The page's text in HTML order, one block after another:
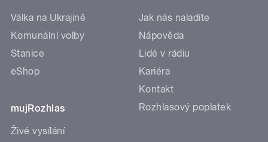
Válka na Ukrajině
Komunální volby
Stanice
eShop
mujRozhlas
Živé vysílání
Jak nás naladíte
Nápověda
Lidé v rádiu
Kariéra
Kontakt
Rozhlasový poplatek